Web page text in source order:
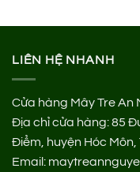
LIÊN HỆ NHANH
Cửa hàng Mây Tre An
Địa chỉ cửa hàng:85
Điểm, huyện Hóc Môn,
Email: